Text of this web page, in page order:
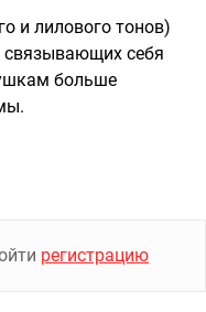
и лилового тонов)
связывающих себя
больше
регистрацию